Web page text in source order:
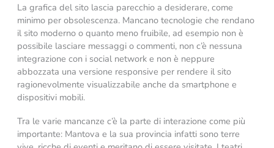
La grafica del sito lascia parecchio a desiderare, come
minimo per obsolescenza. Mancano tecnologie che rendano
il sito moderno o quanto meno fruibile, ad esempio non è
possibile lasciare messaggi o commenti, non c’è nessuna
integrazione con i social network e non è neppure
abbozzata una versione responsive per rendere il sito
ragionevolmente visualizzabile anche da smartphone e
dispositivi mobili.
Tra le varie mancanze c’è la parte di interazione come più
importante: Mantova e la sua provincia infatti sono terre